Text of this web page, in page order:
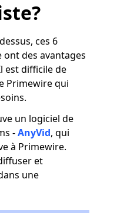
ces 6
des avantages
est difficile de
Primewire qui
un logiciel de
-AnyVid, qui
à Primewire.
et
une